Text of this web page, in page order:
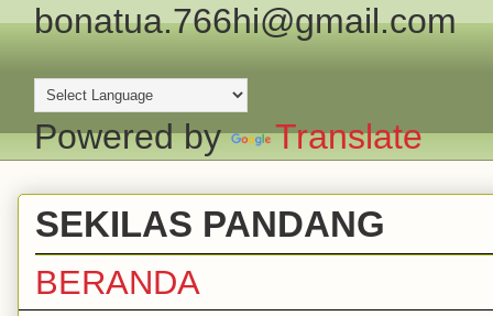
bonatua.766hi@gmail.com
Powered by Translate
SEKILAS PANDANG
BERANDA